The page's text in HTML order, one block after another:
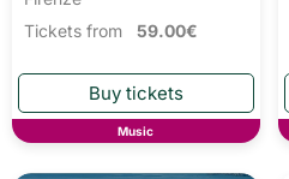
Tickets from 59.00€
Music